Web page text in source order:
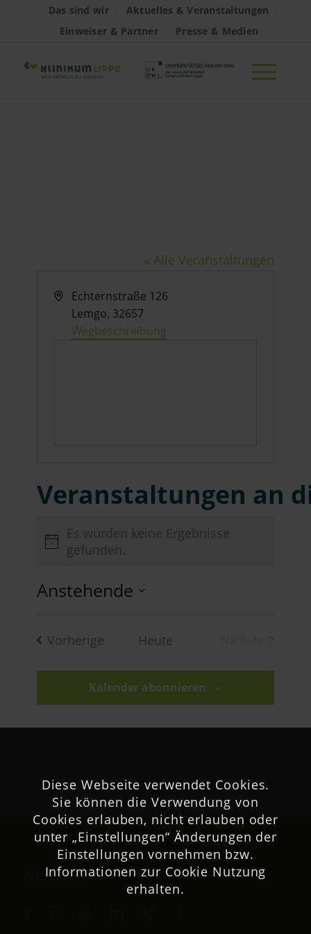
Das sind wir
Aktuelles & Veranstaltungen
Einweiser & Partner
Presse & Medien
« Alle Veranstaltungen
Adresse
Echternstraße 126
Lemgo, 32657
Wegbeschreibung
Veranstaltungen an
Hinweis
Es wurden keine Ergebnisse
gefunden.
Anstehende
wählen.
Vorherige Veranstaltungen
Heute
Kalender abonnieren
Netzwerk
Diese Webseite verwendet Cookies.
Sie können die Verwendung von
Cookies erlauben, nicht erlauben oder
unter „Einstellungen“ Änderungen der
Einstellungen vornehmen bzw.
Informationen zur Cookie Nutzung
erhalten.